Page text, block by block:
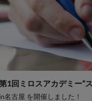
1回ミロスアカデミー“
名古屋 を開催しました！